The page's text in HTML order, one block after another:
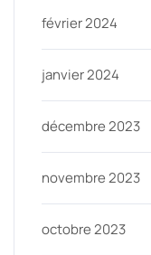
février 2024
janvier 2024
décembre 2023
novembre 2023
octobre 2023